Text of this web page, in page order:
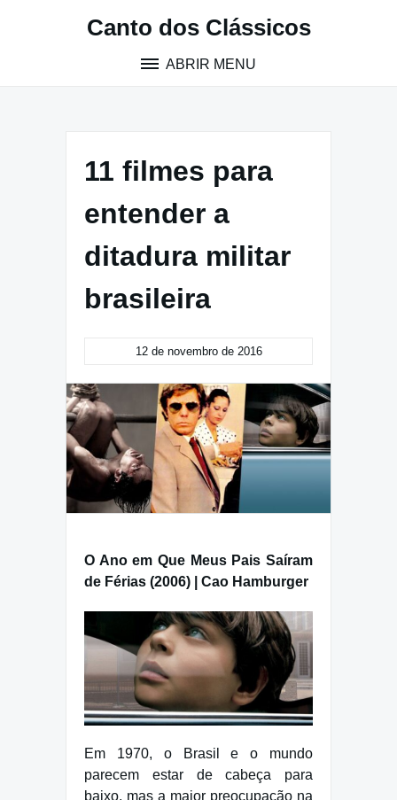
Canto dos Clássicos
ABRIR MENU
11 filmes para
entender a
ditadura militar
brasileira
12 de novembro de 2016
O Ano em Que Meus Pais Saíram
de Férias (2006) | Cao Hamburger
Em 1970, o Brasil e o mundo
parecem estar de cabeça para
baixo, mas a maior preocupação na